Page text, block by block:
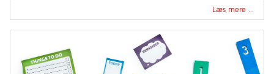
Læs mere …